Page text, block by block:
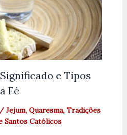
e Tipos
Fé
/ Jejum, Quaresma, Tradições
Santos Católicos